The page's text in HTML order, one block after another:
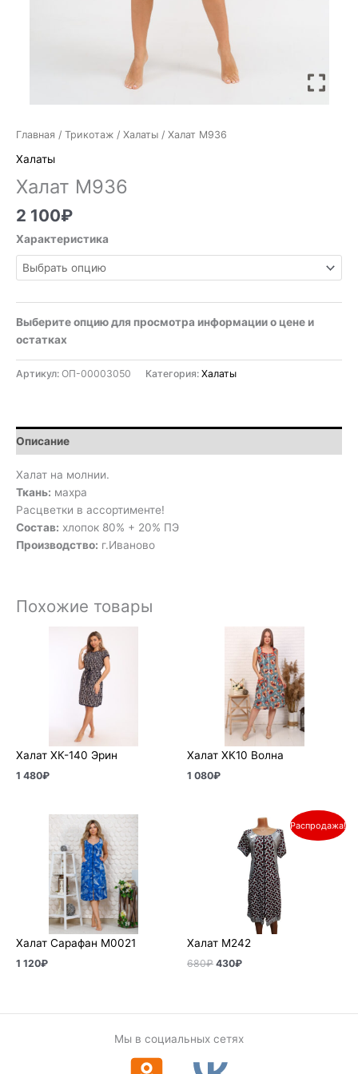
Главная / Трикотаж / Халаты / Халат М936
Халаты
Халат М936
2 100₽
Характеристика
Выберите опцию для просмотра информации о цене и
остатках
Артикул: ОП-00003050 Категория: Халаты
Описание
Халат на молнии.
Ткань: махра
Расцветки в ассортименте!
Состав: хлопок 80% + 20% ПЭ
Производство: г.Иваново
Похожие товары
Халат ХК-140 Эрин
1 480₽
Халат ХК10 Волна
1 080₽
Халат Сарафан М0021
1 120₽
Распродажа!
Халат М242
680₽
Первоначальная
составляла
680₽.
430₽
Текущая
цена:
430₽.
Мы в социальных сетях